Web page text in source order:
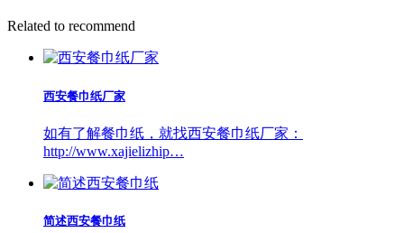
Related to recommend
西安餐巾纸厂家
如有了解餐巾纸，就找西安餐巾纸厂家：
http://www.xajielizhip…
简述西安餐巾纸